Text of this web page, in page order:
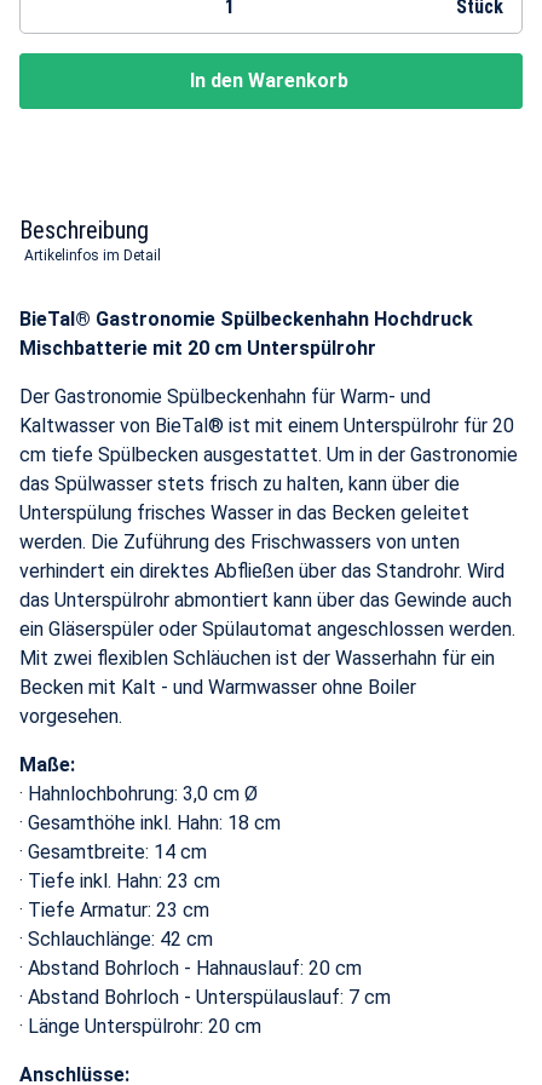
Stück
In den Warenkorb
Beschreibung
Artikelinfos im Detail
BieTal® Gastronomie Spülbeckenhahn Hochdruck
Mischbatterie mit 20 cm Unterspülrohr
Der Gastronomie Spülbeckenhahn für Warm- und
Kaltwasser von BieTal® ist mit einem Unterspülrohr für 20
cm tiefe Spülbecken ausgestattet. Um in der Gastronomie
das Spülwasser stets frisch zu halten, kann über die
Unterspülung frisches Wasser in das Becken geleitet
werden. Die Zuführung des Frischwassers von unten
verhindert ein direktes Abfließen über das Standrohr. Wird
das Unterspülrohr abmontiert kann über das Gewinde auch
ein Gläserspüler oder Spülautomat angeschlossen werden.
Mit zwei flexiblen Schläuchen ist der Wasserhahn für ein
Becken mit Kalt - und Warmwasser ohne Boiler
vorgesehen.
Maße:
· Hahnlochbohrung: 3,0 cm Ø
· Gesamthöhe inkl. Hahn: 18 cm
· Gesamtbreite: 14 cm
· Tiefe inkl. Hahn: 23 cm
· Tiefe Armatur: 23 cm
· Schlauchlänge: 42 cm
· Abstand Bohrloch - Hahnauslauf: 20 cm
· Abstand Bohrloch - Unterspülauslauf: 7 cm
· Länge Unterspülrohr: 20 cm
Anschlüsse: